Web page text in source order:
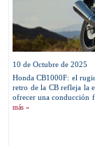
10 de Octubre de 2025
Honda CB1000F: el
retro de la CB refleja la
ofrecer una conducción
más »